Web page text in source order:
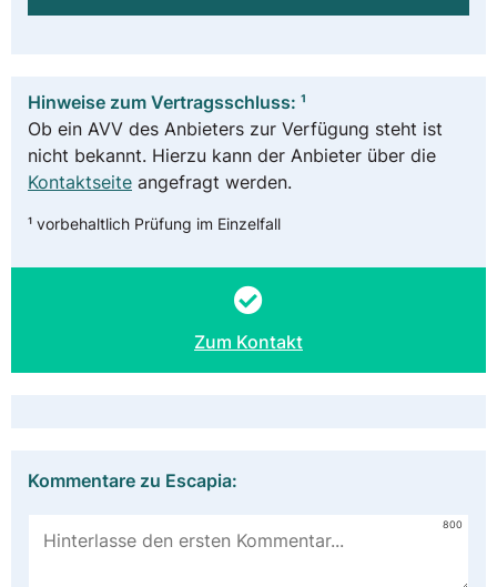
Hinweise zum Vertragsschluss: ¹
Ob ein AVV des Anbieters zur Verfügung steht ist
nicht bekannt. Hierzu kann der Anbieter über die
Kontaktseite angefragt werden.
¹ vorbehaltlich Prüfung im Einzelfall
Zum Kontakt
Kommentare zu Escapia:
800